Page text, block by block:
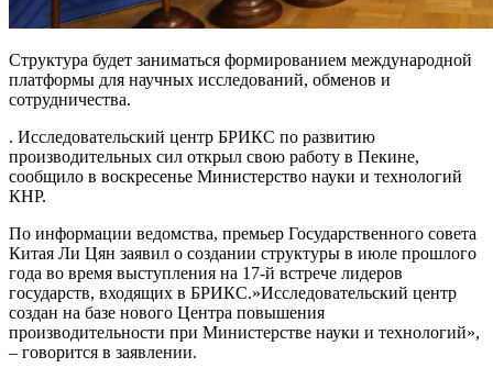
Структура будет заниматься формированием международной
платформы для научных исследований, обменов и
сотрудничества.
. Исследовательский центр БРИКС по развитию
производительных сил открыл свою работу в Пекине,
сообщило в воскресенье Министерство науки и технологий
КНР.
По информации ведомства, премьер Государственного совета
Китая Ли Цян заявил о создании структуры в июле прошлого
года во время выступления на 17-й встрече лидеров
государств, входящих в БРИКС.»Исследовательский центр
создан на базе нового Центра повышения
производительности при Министерстве науки и технологий»,
– говорится в заявлении.